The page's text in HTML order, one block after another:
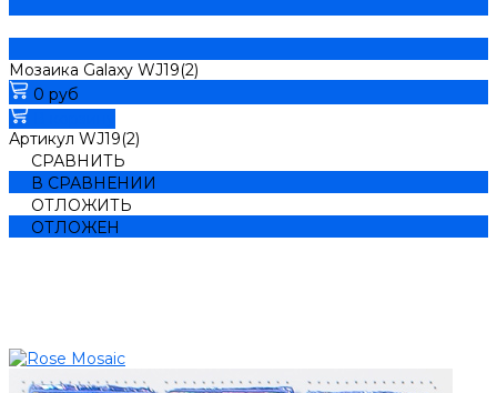
Мозаика Galaxy WJ19(2)
0 руб
Артикул WJ19(2)
СРАВНИТЬ
В СРАВНЕНИИ
ОТЛОЖИТЬ
ОТЛОЖЕН